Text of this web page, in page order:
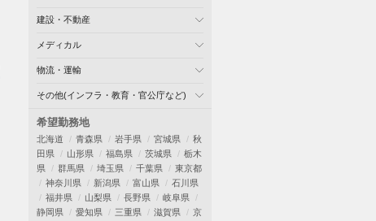
建設・不動産
メディカル
物流・運輸
その他(インフラ・教育・官公庁など)
希望勤務地
北海道 青森県 岩手県 宮城県
秋
田県
山形県 福島県 茨城県
栃木
県
群馬県 埼玉県 千葉県
東京都
神奈川県
新潟県 富山県
石川県
福井県
山梨県 長野県
岐阜県
静岡県
愛知県 三重県 滋賀県
京